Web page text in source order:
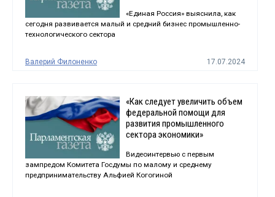
«Единая Россия» выяснила, как
сегодня развивается малый и средний бизнес промышленно-
технологического сектора
Валерий Филоненко 17.07.2024
«Как следует увеличить объем
федеральной помощи для
развития промышленного
сектора экономики»
Видеоинтервью с первым
зампредом Комитета Госдумы по малому и среднему
предпринимательству Альфией Когогиной